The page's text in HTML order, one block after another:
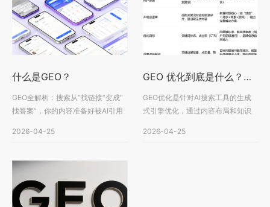
什么是GEO？
GEO全解析：搜索从”找链接”变成”
找答案”，你的内容准备好被AI引用
2026-04-25
GEO 优化到底是什么？新手入门前必须理解的底层逻辑
GEO优化是针对AI搜索工具的生成
式引擎优化，通过内容布局和知识
2026-04-25